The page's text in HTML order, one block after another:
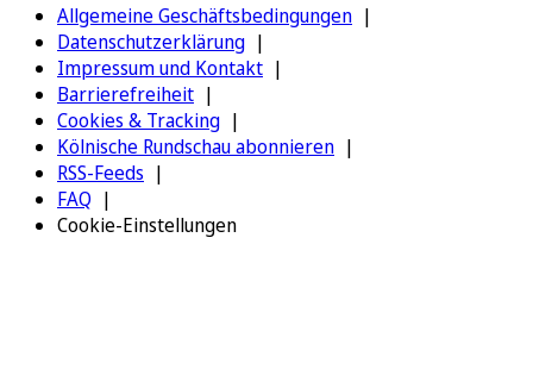
Allgemeine Geschäftsbedingungen
Datenschutzerklärung
Impressum und Kontakt
Barrierefreiheit
Cookies & Tracking
Kölnische Rundschau abonnieren
RSS-Feeds
FAQ
Cookie-Einstellungen